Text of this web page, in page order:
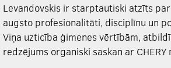
Levandovskis ir starptautiski atzīts
augsto profesionalitāti, disciplīnu un
Viņa uzticība ģimenes vērtībām,
redzējums organiski saskan ar CHERY